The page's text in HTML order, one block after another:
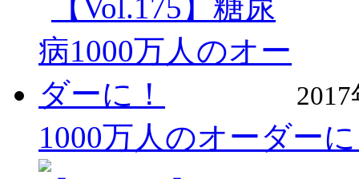
1000万人のオーダー